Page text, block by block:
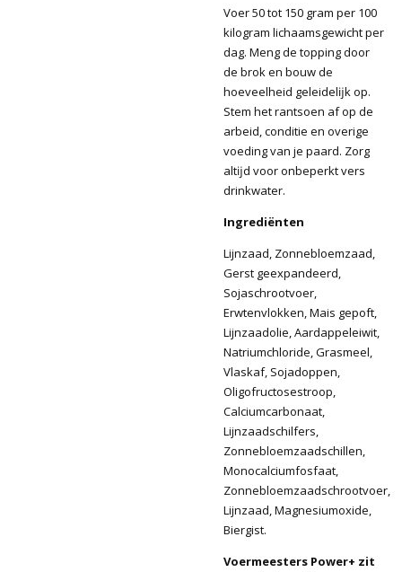
Voer 50 tot 150 gram per 100
kilogram lichaamsgewicht per
dag. Meng de topping door
de brok en bouw de
hoeveelheid geleidelĳk op.
Stem het rantsoen af op de
arbeid, conditie en overige
voeding van je paard. Zorg
altĳd voor onbeperkt vers
drinkwater.
Ingrediënten
Lijnzaad, Zonnebloemzaad,
Gerst geexpandeerd,
Sojaschrootvoer,
Erwtenvlokken, Mais gepoft,
Lijnzaadolie, Aardappeleiwit,
Natriumchloride, Grasmeel,
Vlaskaf, Sojadoppen,
Oligofructosestroop,
Calciumcarbonaat,
Lijnzaadschilfers,
Zonnebloemzaadschillen,
Monocalciumfosfaat,
Zonnebloemzaadschrootvoer,
Lijnzaad, Magnesiumoxide,
Biergist.
Voermeesters Power+ zit